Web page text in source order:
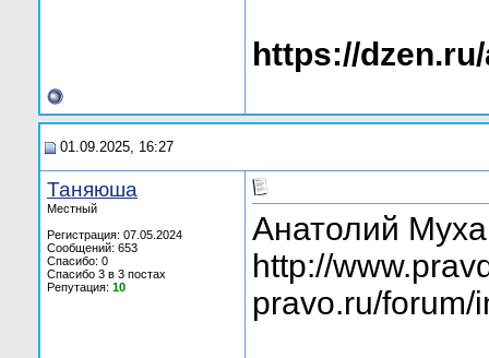
https://
01.09.2025, 16:27
Таняюша
Местный
Регистрация: 07.05.2024
Сообщений: 653
Спасибо: 0
Спасибо 3 в 3 постах
Репутация: 10
Анатолий
http://
pravo.ru/forum/